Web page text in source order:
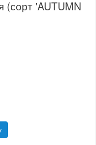
(сорт 'AUTUMN